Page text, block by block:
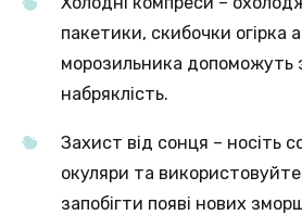
пакетики, скибочки огірка
морозильника допоможуть
набряклість.
Захист від сонця – носіть
окуляри та
запобігти появі нових